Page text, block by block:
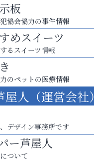
板
協会協力の事件情報
めスイーツ
るスイーツ情報
のペットの医療情報
人（運営会社）
デザイン事務所です
ー芦屋人
ついて